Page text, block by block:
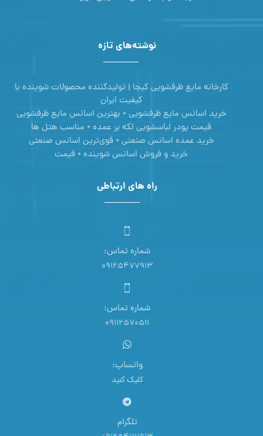
نوشته‌های تازه
کارخانه مایع ظرفشویی کیجا | تولیدکننده محصولات شوینده با
کیفیت ایران
خرید اسانس مایع ظرفشویی + بهترین اسانس مایع ظرفشویی
قیمت پودر لباسشویی لکه بر عمده + مناسب هتل ها
خرید عمده اسانس صنعتی + قوی‌ترین اسانس‌ صنعتی
خرید و فروش اسانس شوینده + قیمت
راه های ارتباطی
شماره تماس:
09125477913
شماره تماس:
09112570511
واتساپ:
کلیک کنید
تلگرام